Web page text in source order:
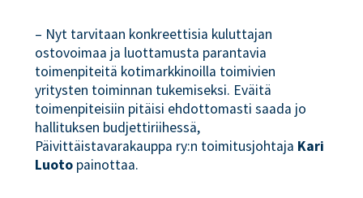
– Nyt tarvitaan konkreettisia kuluttajan
ostovoimaa ja luottamusta parantavia
toimenpiteitä kotimarkkinoilla toimivien
yritysten toiminnan tukemiseksi. Eväitä
toimenpiteisiin pitäisi ehdottomasti saada jo
hallituksen budjettiriihessä,
Päivittäistavarakauppa ry:n toimitusjohtaja Kari
Luoto painottaa.